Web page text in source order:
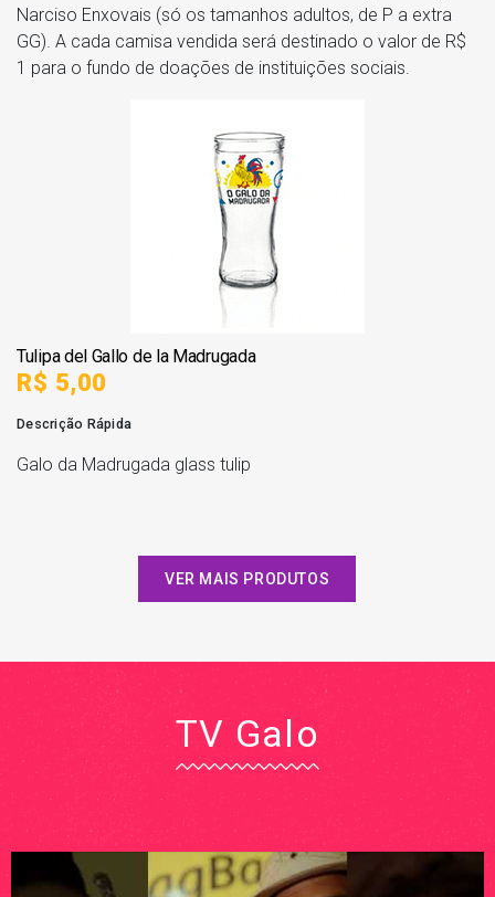
Narciso Enxovais (só os tamanhos adultos, de P a extra
GG). A cada camisa vendida será destinado o valor de R$
1 para o fundo de doações de instituições sociais.
Tulipa del Gallo de la Madrugada
R$ 5,00
Descrição Rápida
Galo da Madrugada glass tulip
VER MAIS PRODUTOS
TV Galo